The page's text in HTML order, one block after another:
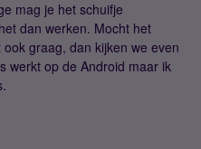
mag je het schuifje
dan werken. Mocht het
ook graag, dan kijken we even
werkt op de Android maar ik